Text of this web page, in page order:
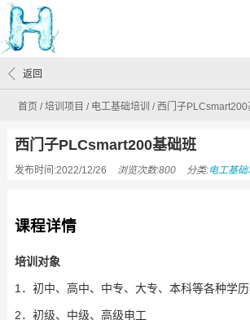
首页 /培训项目 / 电工基础培训 / 西门子PLCsmart200
返回
西门子PLCsmart200基础班
发布时间:2022/12/26 浏览次数:800 分类:电工基础
课程详情
培训对象
1．初中、高中、中专、大专、本科等各种学
2．初级、中级、高级电工